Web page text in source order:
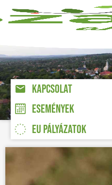
KAPCSOLAT
ESEMÉNYEK
EU PÁLYÁZATOK